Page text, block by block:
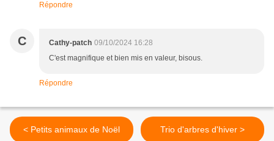
Répondre
C Cathy-patch 09/10/2024 16:28
C'est magnifique et bien mis en valeur, bisous.
Répondre
< Petits animaux de Noël Trio d'arbres d'hiver >